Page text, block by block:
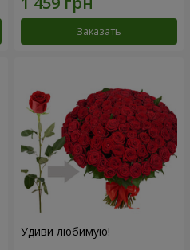
Заказать
Удиви любимую!